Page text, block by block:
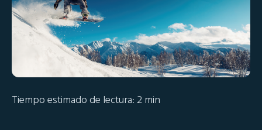
Tiempo estimado de lectura: 2 min